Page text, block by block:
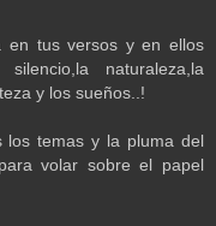
en tus versos y en ellos
naturaleza,la
y los sueños..!
los temas y la pluma del
volar sobre el papel